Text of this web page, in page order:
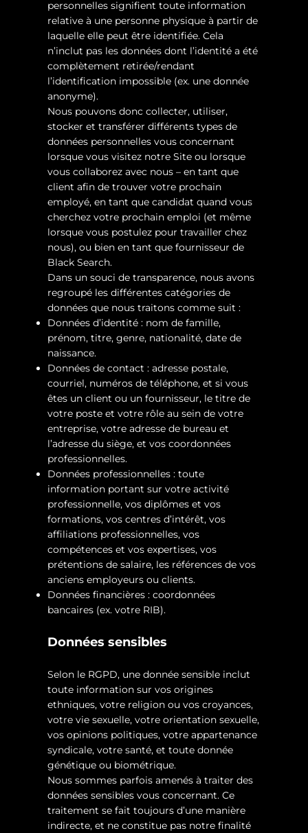
personnelles signifient toute information
relative à une personne physique à partir de
laquelle elle peut être identifiée. Cela
n’inclut pas les données dont l’identité a été
complètement retirée/rendant
l’identification impossible (ex. une donnée
anonyme).
Nous pouvons donc collecter, utiliser,
stocker et transférer différents types de
données personnelles vous concernant
lorsque vous visitez notre Site ou lorsque
vous collaborez avec nous – en tant que
client afin de trouver votre prochain
employé, en tant que candidat quand vous
cherchez votre prochain emploi (et même
lorsque vous postulez pour travailler chez
nous), ou bien en tant que fournisseur de
Black Search.
Dans un souci de transparence, nous avons
regroupé les différentes catégories de
données que nous traitons comme suit :
Données d’identité : nom de famille,
prénom, titre, genre, nationalité, date de
naissance.
Données de contact : adresse postale,
courriel, numéros de téléphone, et si vous
êtes un client ou un fournisseur, le titre de
votre poste et votre rôle au sein de votre
entreprise, votre adresse de bureau et
l’adresse du siège, et vos coordonnées
professionnelles.
Données professionnelles : toute
information portant sur votre activité
professionnelle, vos diplômes et vos
formations, vos centres d’intérêt, vos
affiliations professionnelles, vos
compétences et vos expertises, vos
prétentions de salaire, les références de vos
anciens employeurs ou clients.
Données financières : coordonnées
bancaires (ex. votre RIB).
Données sensibles
Selon le RGPD, une donnée sensible inclut
toute information sur vos origines
ethniques, votre religion ou vos croyances,
votre vie sexuelle, votre orientation sexuelle,
vos opinions politiques, votre appartenance
syndicale, votre santé, et toute donnée
génétique ou biométrique.
Nous sommes parfois amenés à traiter des
données sensibles vous concernant. Ce
traitement se fait toujours d’une manière
indirecte, et ne constitue pas notre finalité